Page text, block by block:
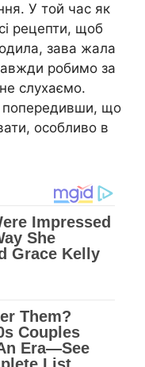
У той час як
рецепти, щоб
зава жала
робимо за
слухаємо.
попередивши, що
особливо в